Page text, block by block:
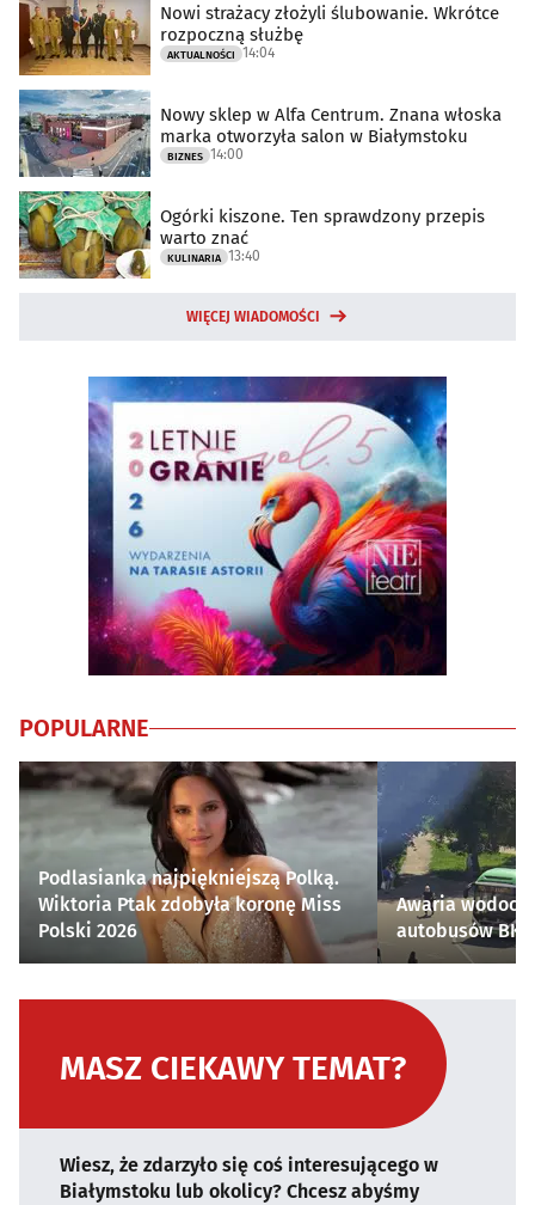
Nowi strażacy złożyli ślubowanie. Wkrótce
rozpoczną służbę
AKTUALNOŚCI 14:04
Nowy sklep w Alfa Centrum. Znana włoska
marka otworzyła salon w Białymstoku
BIZNES 14:00
Ogórki kiszone. Ten sprawdzony przepis
warto znać
KULINARIA 13:40
WIĘCEJ WIADOMOŚCI
POPULARNE
Podlasianka najpiękniejszą Polką.
Wiktoria Ptak zdobyła koronę Miss
Polski 2026
Awaria
autobusów
MASZ CIEKAWY TEMAT?
Wiesz, że zdarzyło się coś interesującego w
Białymstoku lub okolicy? Chcesz abyśmy